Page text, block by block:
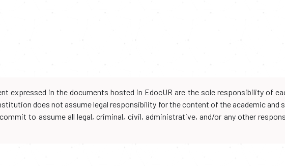
expressed in the documents hosted in EdocUR are the sole responsibility of
does not assume legal responsibility for the content of the academic and
to assume all legal, criminal, civil, administrative, and/or any other